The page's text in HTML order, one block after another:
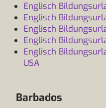
Englisch
Englisch
Englisch
Englisch
Englisch
USA
Barbados